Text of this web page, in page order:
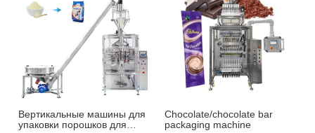
Вертикальные машины для
упаковки порошков для
Chocolate/chocolate bar
packaging machine